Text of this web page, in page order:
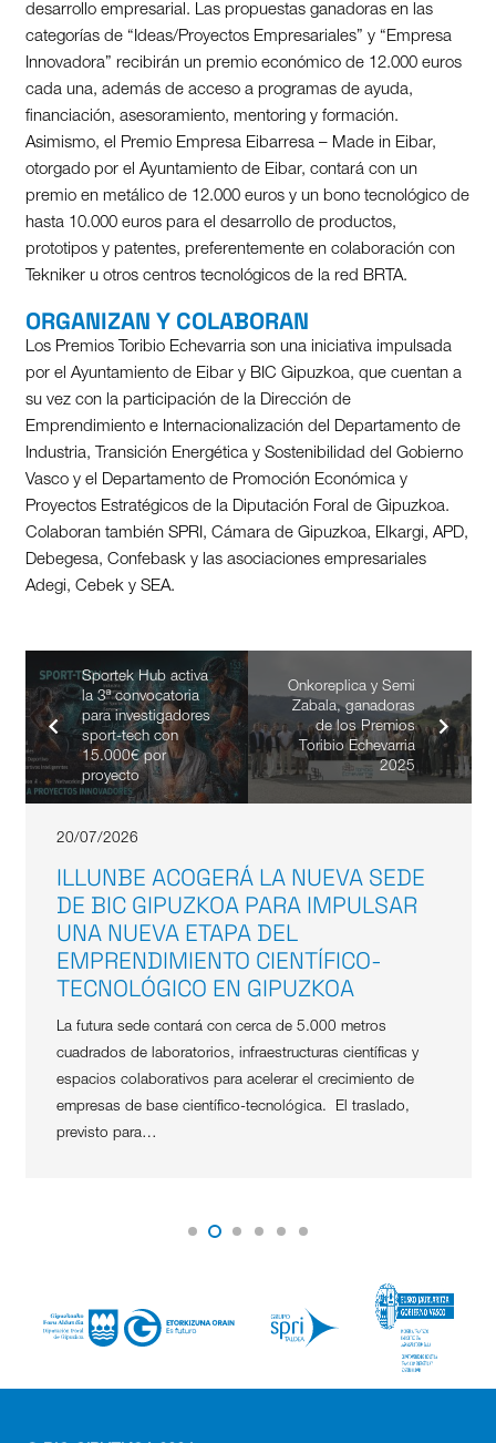
desarrollo empresarial. Las propuestas ganadoras en las
categorías de “Ideas/Proyectos Empresariales” y “Empresa
Innovadora” recibirán un premio económico de 12.000 euros
cada una, además de acceso a programas de ayuda,
financiación, asesoramiento, mentoring y formación.
Asimismo, el Premio Empresa Eibarresa – Made in Eibar,
otorgado por el Ayuntamiento de Eibar, contará con un
premio en metálico de 12.000 euros y un bono tecnológico de
hasta 10.000 euros para el desarrollo de productos,
prototipos y patentes, preferentemente en colaboración con
Tekniker u otros centros tecnológicos de la red BRTA.
ORGANIZAN Y COLABORAN
Los Premios Toribio Echevarria son una iniciativa impulsada
por el Ayuntamiento de Eibar y BIC Gipuzkoa, que cuentan a
su vez con la participación de la Dirección de
Emprendimiento e Internacionalización del Departamento de
Industria, Transición Energética y Sostenibilidad del Gobierno
Vasco y el Departamento de Promoción Económica y
Proyectos Estratégicos de la Diputación Foral de Gipuzkoa.
Colaboran también SPRI, Cámara de Gipuzkoa, Elkargi, APD,
Debegesa, Confebask y las asociaciones empresariales
Adegi, Cebek y SEA.
Sportek Hub activa
la 3ª convocatoria
para investigadores
sport-tech con
15.000€ por
proyecto
Onkoreplica y Semi
Zabala, ganadoras
de los Premios
Toribio Echevarria
2025
20/07/2026
ILLUNBE ACOGERÁ LA NUEVA SEDE
DE BIC GIPUZKOA PARA IMPULSAR
UNA NUEVA ETAPA DEL
EMPRENDIMIENTO CIENTÍFICO-
TECNOLÓGICO EN GIPUZKOA
La futura sede contará con cerca de 5.000 metros
cuadrados de laboratorios, infraestructuras científicas y
espacios colaborativos para acelerar el crecimiento de
empresas de base científico-tecnológica. El traslado,
previsto para…